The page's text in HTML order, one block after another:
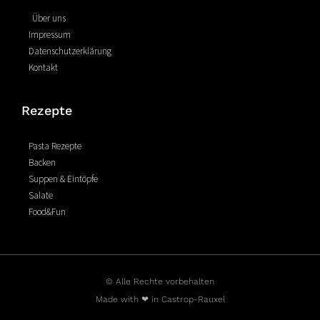
o
k
-
f
t
Über uns
Impressum
Datenschutzerklärung
Kontakt
Rezepte
Pasta Rezepte
Backen
Suppen & Eintöpfe
Salate
Food&Fun
© Alle Rechte vorbehalten
Made with ❤ in Castrop-Rauxel